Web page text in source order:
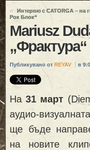
«
Интервю с CATORGA – на
Рок Блок“
Mariusz
„Фрактура“
Публикувано от REYAV в
На31 март
аудио-
ще бъде
на новите